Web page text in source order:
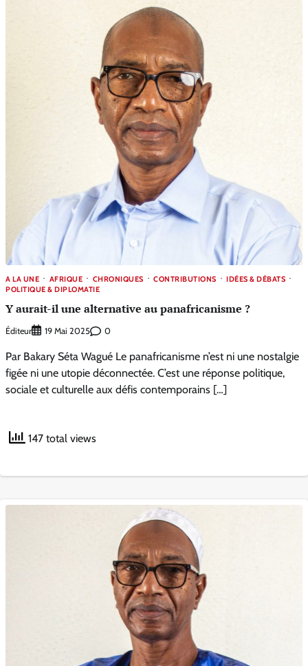
A LA UNE AFRIQUE CHRONIQUES CONTRIBUTIONS
IDÉES & DÉBATS
POLITIQUE & DIPLOMATIE
Y aurait-il une alternative au panafricanisme ?
Éditeur 19 Mai 2025 0
Par Bakary Séta Wagué Le panafricanisme n’est ni une nostalgie
figée ni une utopie déconnectée. C’est une réponse politique,
sociale et culturelle aux défis contemporains […]
147 total views